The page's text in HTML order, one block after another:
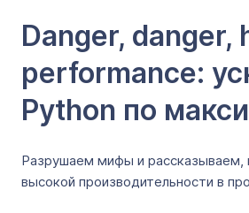
Danger, danger,
performance:
Python по
Разрушаем мифы и рассказываем,
высокой производительности в